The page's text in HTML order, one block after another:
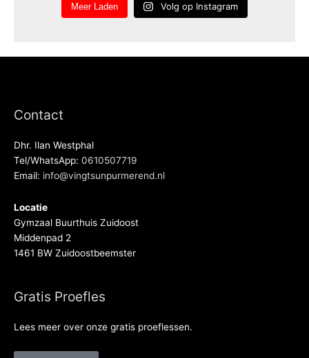
Meer Laden Volg op Instagram
Contact
Dhr. Ilan Westphal
Tel/WhatsApp: 0610507719
Email: info@vingtsunpurmerend.nl
Locatie
Gymzaal Buurthuis Zuidoost
Middenpad 2
1461 BW Zuidoostbeemster
Gratis Proefles
Lees meer over onze gratis proeflessen.